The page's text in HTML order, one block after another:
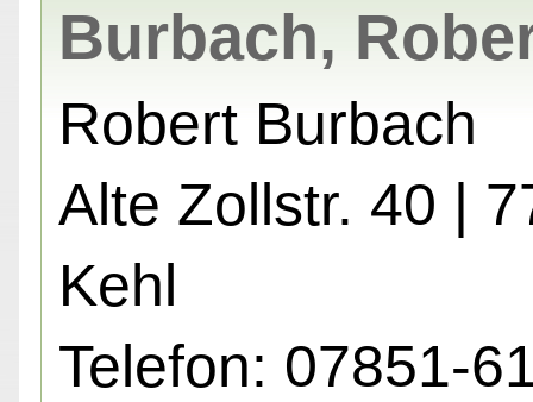
Burbach,
Robert Burbach
Alte Zollstr. 40 |
Kehl
Telefon: 07851-